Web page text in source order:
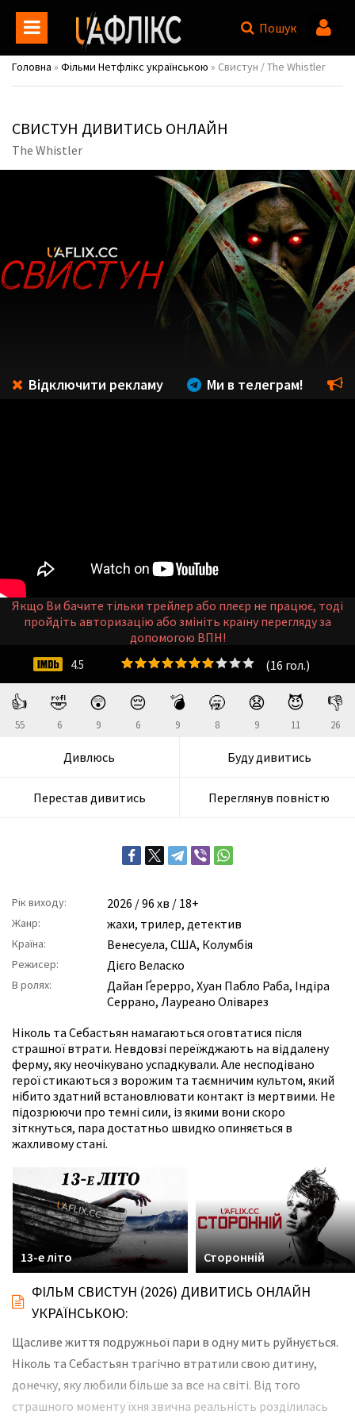
Пошук
Головна » Фільми Нетфлікс українською » Свистун / The Whistler
СВИСТУН ДИВИТИСЬ ОНЛАЙН
The Whistler
👍
55
🤣
6
😲
9
😔
6
💣
9
🥱
8
😧
9
😈
11
👎
26
Дивлюсь Буду дивитись
Перестав дивитись Переглянув повністю
Рік виходу: 2026 / 96 хв / 18+
Жанр: жахи, трилер, детектив
Країна: Венесуела, США, Колумбія
Режисер: Дієго Веласко
В ролях: Дайан Ґерерро, Хуан Пабло Раба, Індіра
Серрано, Лауреано Оліварез
Ніколь та Себастьян намагаються оговтатися після
страшної втрати. Невдовзі переїжджають на віддалену
ферму, яку неочікувано успадкували. Але несподівано
герої стикаються з ворожим та таємничим культом, який
нібито здатний встановлювати контакт із мертвими. Не
підозрюючи про темні сили, із якими вони скоро
зіткнуться, пара достатньо швидко опиняється в
жахливому стані.
(16 гол.)
4.5
Відключити рекламу Ми в телеграм!
Якщо Ви бачите тільки трейлер або плеєр не працює, тоді
пройдіть авторизацію або змініть країну перегляду за
допомогою ВПН!
13-е літо Сторонній
ФІЛЬМ СВИСТУН (2026) ДИВИТИСЬ ОНЛАЙН
УКРАЇНСЬКОЮ:
Щасливе життя подружньої пари в одну мить руйнується.
Ніколь та Себастьян трагічно втратили свою дитину,
донечку, яку любили більше за все на світі. Від того
страшного моменту їхня звична реальність розділилась